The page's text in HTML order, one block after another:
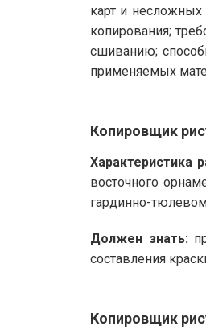
карт и несложных
копирования;
сшиванию;
применяемых
Копировщик
Характеристика
восточного
гардинно-
Должен знать:
составления
Копировщик